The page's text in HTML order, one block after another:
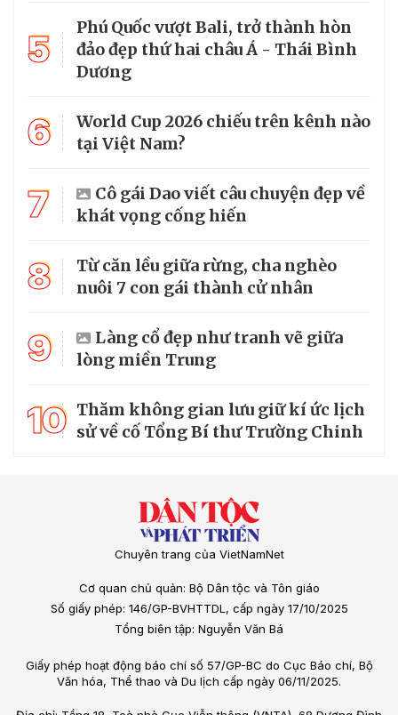
5
Phú Quốc vượt Bali, trở thành hòn
đảo đẹp thứ hai châu Á - Thái Bình
Dương
6
World Cup 2026 chiếu trên kênh nào
tại Việt Nam?
7
Cô gái Dao viết câu chuyện đẹp về
khát vọng cống hiến
8
Từ căn lều giữa rừng, cha nghèo
nuôi 7 con gái thành cử nhân
9
Làng cổ đẹp như tranh vẽ giữa
lòng miền Trung
10 Thăm không gian lưu giữ kí ức lịch
sử về cố Tổng Bí thư Trường Chinh
Chuyên trang của VietNamNet
Cơ quan chủ quản: Bộ Dân tộc và Tôn giáo
Số giấy phép: 146/GP-BVHTTDL, cấp ngày 17/10/2025
Tổng biên tập: Nguyễn Văn Bá
Giấy phép hoạt động báo chí số 57/GP-BC do Cục Báo chí, Bộ
Văn hóa, Thể thao và Du lịch cấp ngày 06/11/2025.